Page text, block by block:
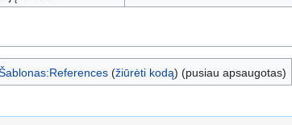
(žiūrėti kodą) (pusiau apsaugotas)